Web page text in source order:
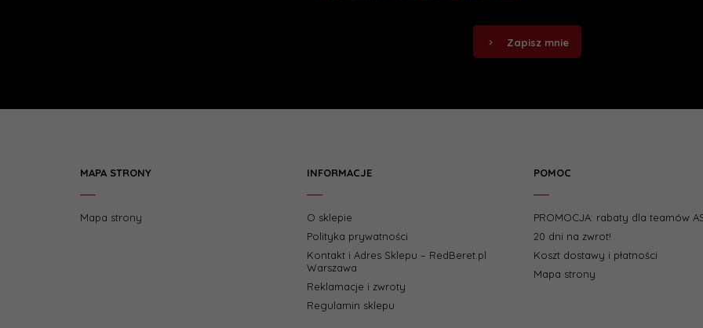
Zapisz mnie
MAPA STRONY
Mapa strony
INFORMACJE
O sklepie
Polityka prywatności
Kontakt i Adres Sklepu – RedBeret.pl
Warszawa
Reklamacje i zwroty
Regulamin sklepu
POMOC
PROMOCJA: rabaty dla teamów
20 dni na zwrot!
Koszt dostawy i płatności
Mapa strony